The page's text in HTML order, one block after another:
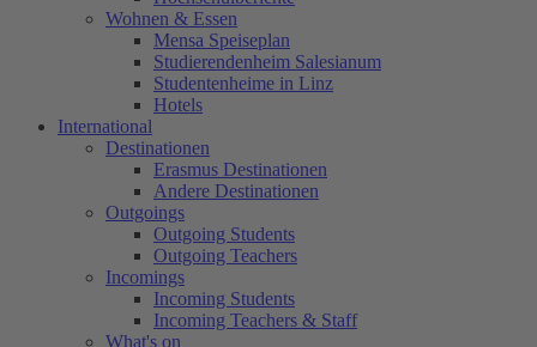
Wohnen & Essen
Mensa Speiseplan
Studierendenheim Salesianum
Studentenheime in Linz
Hotels
International
Destinationen
Erasmus Destinationen
Andere Destinationen
Outgoings
Outgoing Students
Outgoing Teachers
Incomings
Incoming Students
Incoming Teachers & Staff
What's on